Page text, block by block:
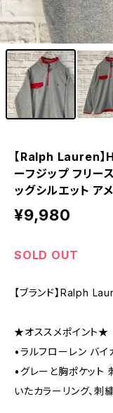
【Ralph Lauren
ーフジップ フリー
ッグシルエット ア
¥9,980
SOLD OUT
【ブランド】Ralph
★オススメポイント★
•ラルフローレン バイ
•グレーと胸ポケッ
いたカラーリング、